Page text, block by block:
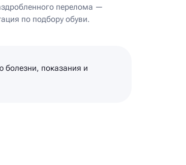
перелома —
по подбору обуви.
показания и